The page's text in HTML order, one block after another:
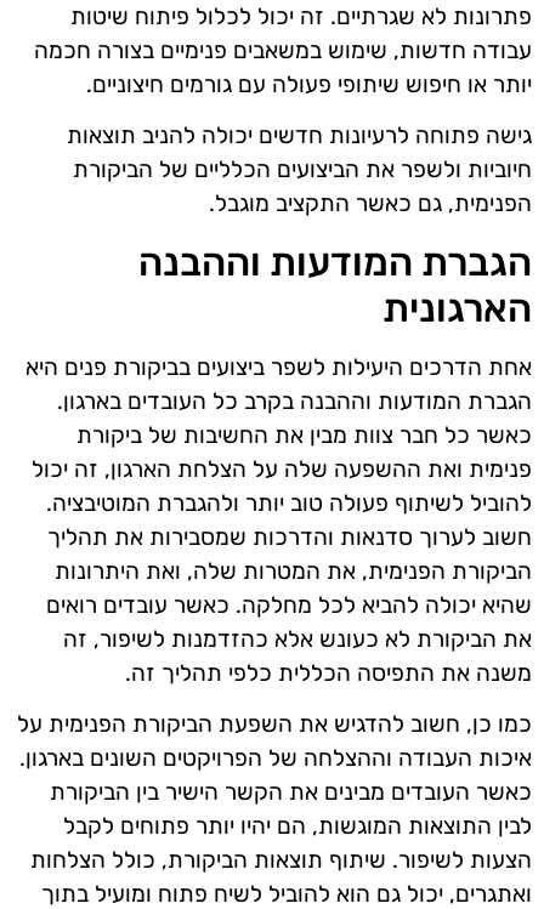
פתרונות לא שגרתיים. זה יכול לכלול פיתוח שיטות
עבודה חדשות, שימוש במשאבים פנימיים בצורה חכמה
יותר או חיפוש שיתופי פעולה עם גורמים חיצוניים.
גישה פתוחה לרעיונות חדשים יכולה להניב תוצאות
חיוביות ולשפר את הביצועים הכלליים של הביקורת
הפנימית, גם כאשר התקציב מוגבל.
הגברת המודעות וההבנה
הארגונית
אחת הדרכים היעילות לשפר ביצועים בביקורת פנים היא
הגברת המודעות וההבנה בקרב כל העובדים בארגון.
כאשר כל חבר צוות מבין את החשיבות של ביקורת
פנימית ואת ההשפעה שלה על הצלחת הארגון, זה יכול
להוביל לשיתוף פעולה טוב יותר ולהגברת המוטיבציה.
חשוב לערוך סדנאות והדרכות שמסבירות את תהליך
הביקורת הפנימית, את המטרות שלה, ואת היתרונות
שהיא יכולה להביא לכל מחלקה. כאשר עובדים רואים
את הביקורת לא כעונש אלא כהזדמנות לשיפור, זה
משנה את התפיסה הכללית כלפי תהליך זה.
כמו כן, חשוב להדגיש את השפעת הביקורת הפנימית על
איכות העבודה וההצלחה של הפרויקטים השונים בארגון.
כאשר העובדים מבינים את הקשר הישיר בין הביקורת
לבין התוצאות המוגשות, הם יהיו יותר פתוחים לקבל
הצעות לשיפור. שיתוף תוצאות הביקורת, כולל הצלחות
ואתגרים, יכול גם הוא להוביל לשיח פתוח ומועיל בתוך